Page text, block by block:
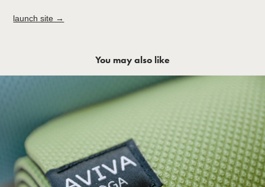
launch site →
You may also like
AVIVA Yoga Identity 品牌設計